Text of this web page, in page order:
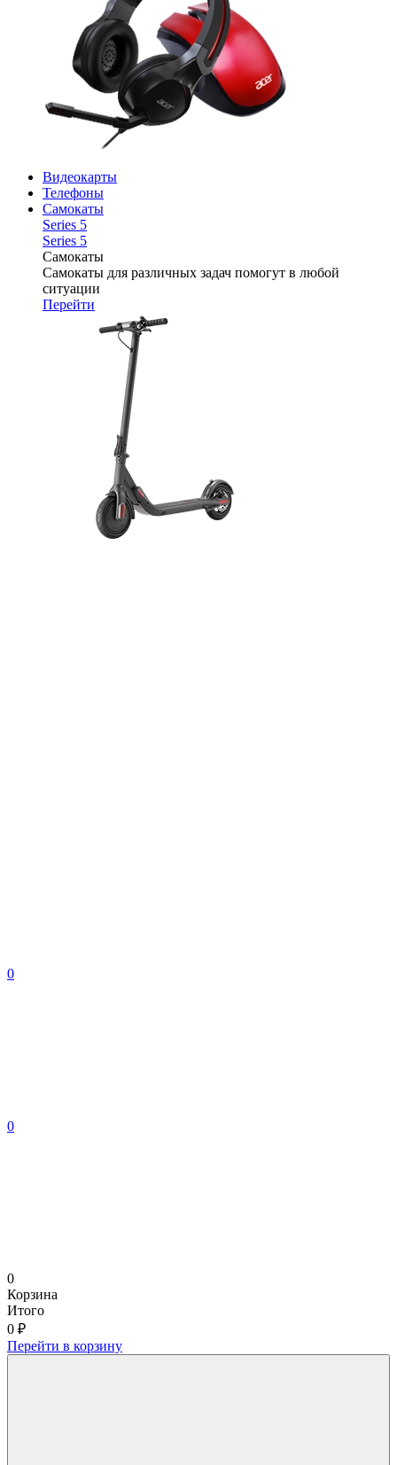
Видеокарты
Телефоны
Самокаты
Series 5
Series 5
Самокаты
Самокаты для различных задач помогут в любой
ситуации
Перейти
0
0
0
Корзина
Итого
0 ₽
Перейти в корзину